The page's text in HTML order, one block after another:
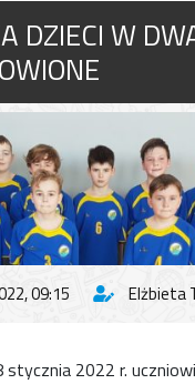
DZIECI W
09:15 Elżbieta
2022 r.